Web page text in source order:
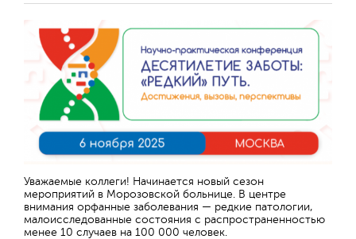
Уважаемые коллеги! Начинается новый сезон
мероприятий в Морозовской больнице. В центре
внимания орфанные заболевания — редкие патологии,
малоисследованные состояния с распространенностью
менее 10 случаев на 100 000 человек.